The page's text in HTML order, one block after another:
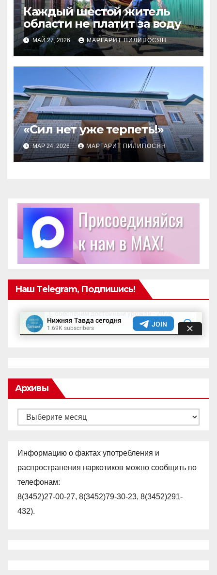
Каждый шестой житель
области не платит за воду
МАЙ 27, 2026 МАРГАРИТ ПИЛИПОСЯН
«Сил нет уже терпеть!»
МАР 24, 2026 МАРГАРИТ ПИЛИПОСЯН
Наш Telegram, Подпишись!
Архивы
Архивы
Информацию о фактах употребления и
распространения наркотиков можно сообщить по
телефонам:
8(3452)27-00-27, 8(3452)79-30-23, 8(3452)291-
432).